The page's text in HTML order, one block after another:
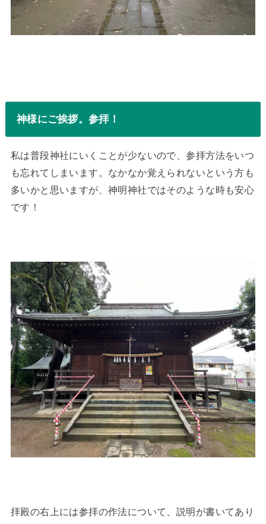
神様にご挨拶。参拝！
私は普段神社にいくことが少ないので、参拝方法をいつ
も忘れてしまいます。なかなか覚えられないという方も
多いかと思いますが、神明神社ではそのような時も安心
です！
拝殿の右上には参拝の作法について、説明が書いてあり